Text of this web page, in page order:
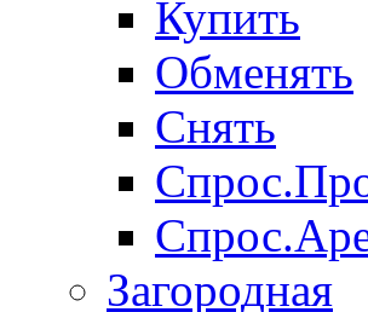
Купить
Обменять
Снять
Загородная